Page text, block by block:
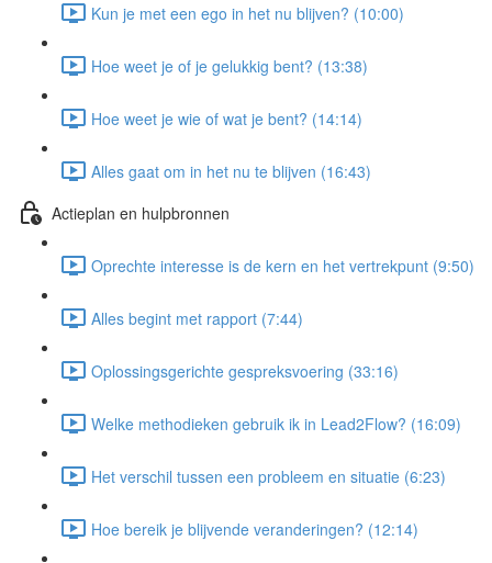
Kun je met een ego in het nu blijven? (10:00)
Hoe weet je of je gelukkig bent? (13:38)
Hoe weet je wie of wat je bent? (14:14)
Alles gaat om in het nu te blijven (16:43)
Actieplan en hulpbronnen
Oprechte interesse is de kern en het vertrekpunt (9:50)
Alles begint met rapport (7:44)
Oplossingsgerichte gespreksvoering (33:16)
Welke methodieken gebruik ik in Lead2Flow? (16:09)
Het verschil tussen een probleem en situatie (6:23)
Hoe bereik je blijvende veranderingen? (12:14)